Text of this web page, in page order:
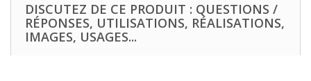
DISCUTEZ DE CE PRODUIT : QUESTIONS /
RÉPONSES, UTILISATIONS, RÉALISATIONS,
IMAGES, USAGES...